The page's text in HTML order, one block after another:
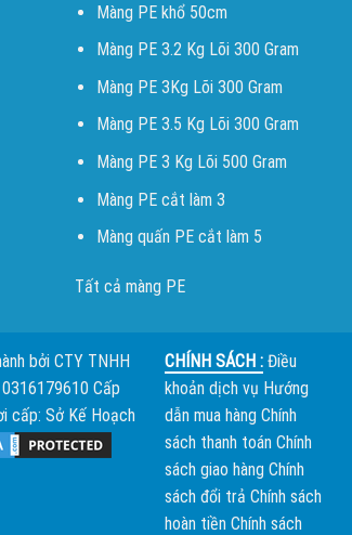
Màng PE khổ 50cm
Màng PE 3.2 Kg Lõi 300 Gram
Màng PE 3Kg Lõi 300 Gram
Màng PE 3.5 Kg Lõi 300 Gram
Màng PE 3 Kg Lõi 500 Gram
Màng PE cắt làm 3
Màng quấn PE cắt làm 5
Tất cả màng PE
bởi CTY TNHH
Cấp
cấp: Sở Kế Hoạch
CHÍNH SÁCH : Điều
khoản dịch vụ Hướng
dẫn mua hàng Chính
sách thanh toán Chính
sách giao hàng Chính
sách đổi trả Chính sách
hoàn tiền Chính sách